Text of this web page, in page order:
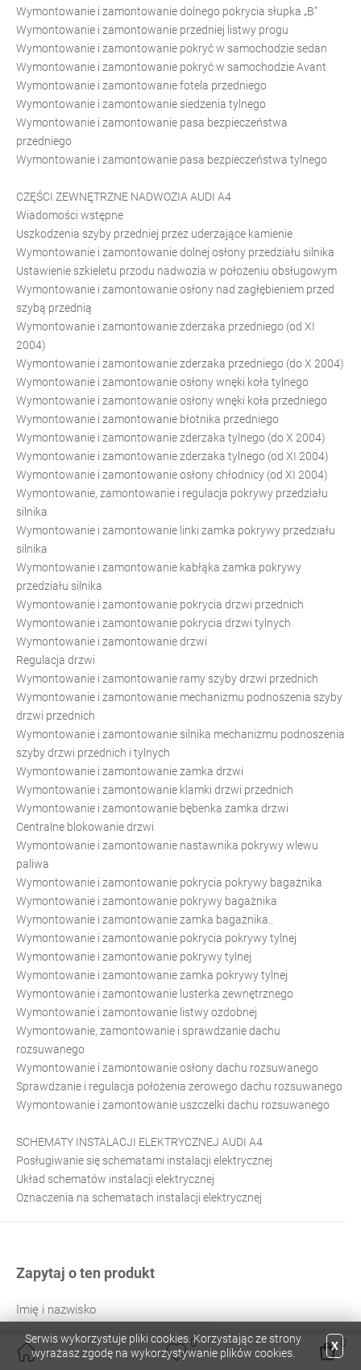
Wymontowanie i zamontowanie dolnego pokrycia słupka „B”
Wymontowanie i zamontowanie przedniej listwy progu
Wymontowanie i zamontowanie pokryć w samochodzie sedan
Wymontowanie i zamontowanie pokryć w samochodzie Avant
Wymontowanie i zamontowanie fotela przedniego
Wymontowanie i zamontowanie siedzenia tylnego
Wymontowanie i zamontowanie pasa bezpieczeństwa
przedniego
Wymontowanie i zamontowanie pasa bezpieczeństwa tylnego
CZĘŚCI ZEWNĘTRZNE NADWOZIA AUDI A4
Wiadomości wstępne
Uszkodzenia szyby przedniej przez uderzające kamienie
Wymontowanie i zamontowanie dolnej osłony przedziału silnika
Ustawienie szkieletu przodu nadwozia w położeniu obsługowym
Wymontowanie i zamontowanie osłony nad zagłębieniem przed
szybą przednią
Wymontowanie i zamontowanie zderzaka przedniego (od XI
2004)
Wymontowanie i zamontowanie zderzaka przedniego (do X 2004)
Wymontowanie i zamontowanie osłony wnęki koła tylnego
Wymontowanie i zamontowanie osłony wnęki koła przedniego
Wymontowanie i zamontowanie błotnika przedniego
Wymontowanie i zamontowanie zderzaka tylnego (do X 2004)
Wymontowanie i zamontowanie zderzaka tylnego (od XI 2004)
Wymontowanie i zamontowanie osłony chłodnicy (od XI 2004)
Wymontowanie, zamontowanie i regulacja pokrywy przedziału
silnika
Wymontowanie i zamontowanie linki zamka pokrywy przedziału
silnika
Wymontowanie i zamontowanie kabłąka zamka pokrywy
przedziału silnika
Wymontowanie i zamontowanie pokrycia drzwi przednich
Wymontowanie i zamontowanie pokrycia drzwi tylnych
Wymontowanie i zamontowanie drzwi
Regulacja drzwi
Wymontowanie i zamontowanie ramy szyby drzwi przednich
Wymontowanie i zamontowanie mechanizmu podnoszenia szyby
drzwi przednich
Wymontowanie i zamontowanie silnika mechanizmu podnoszenia
szyby drzwi przednich i tylnych
Wymontowanie i zamontowanie zamka drzwi
Wymontowanie i zamontowanie klamki drzwi przednich
Wymontowanie i zamontowanie bębenka zamka drzwi
Centralne blokowanie drzwi
Wymontowanie i zamontowanie nastawnika pokrywy wlewu
paliwa
Wymontowanie i zamontowanie pokrycia pokrywy bagażnika
Wymontowanie i zamontowanie pokrywy bagażnika
Wymontowanie i zamontowanie zamka bagażnika..
Wymontowanie i zamontowanie pokrycia pokrywy tylnej
Wymontowanie i zamontowanie pokrywy tylnej
Wymontowanie i zamontowanie zamka pokrywy tylnej
Wymontowanie i zamontowanie lusterka zewnętrznego
Wymontowanie i zamontowanie listwy ozdobnej
Wymontowanie, zamontowanie i sprawdzanie dachu
rozsuwanego
Wymontowanie i zamontowanie osłony dachu rozsuwanego
Sprawdzanie i regulacja położenia zerowego dachu rozsuwanego
Wymontowanie i zamontowanie uszczelki dachu rozsuwanego
SCHEMATY INSTALACJI ELEKTRYCZNEJ AUDI A4
Posługiwanie się schematami instalacji elektrycznej
Układ schematów instalacji elektrycznej
Oznaczenia na schematach instalacji elektrycznej
Zapytaj o ten produkt
Imię i nazwisko
0 0
Serwis wykorzystuje pliki cookies. Korzystając ze strony
wyrażasz zgodę na wykorzystywanie plików cookies.
X